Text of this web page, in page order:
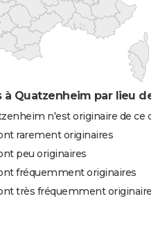
Quatzenheim par lieu de
n'est originaire de ce
rarement originaires
peu originaires
fréquemment originaires
très fréquemment originaires